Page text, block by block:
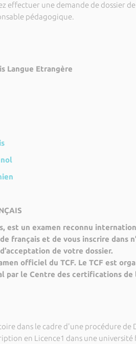
effectuer une demande de dossier de
pédagogique.
Langue Etrangère
est un examen reconnu
français et de vous inscrire dans
de votre dossier.
officiel du TCF. Le TCF est
par le Centre des certifications
dans le cadre d'une procédure de
en Licence1 dans une université